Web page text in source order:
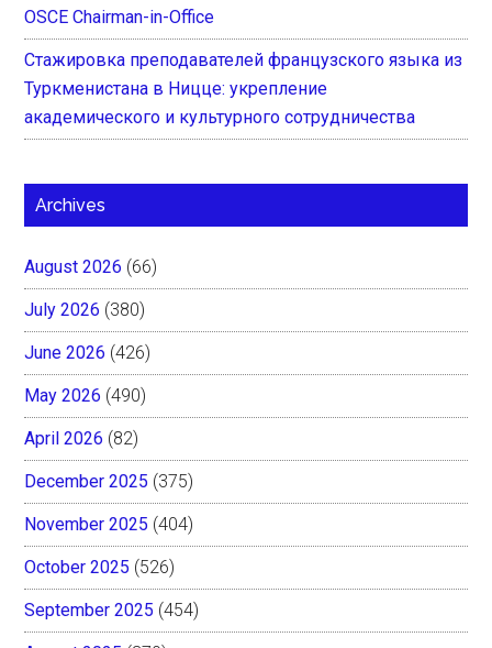
OSCE Chairman-in-Office
Стажировка преподавателей французского языка из
Туркменистана в Ницце: укрепление
академического и культурного сотрудничества
Archives
August 2026 (66)
July 2026 (380)
June 2026 (426)
May 2026 (490)
April 2026 (82)
December 2025 (375)
November 2025 (404)
October 2025 (526)
September 2025 (454)